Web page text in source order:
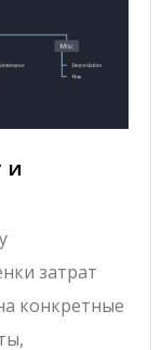
и
затрат
конкретные